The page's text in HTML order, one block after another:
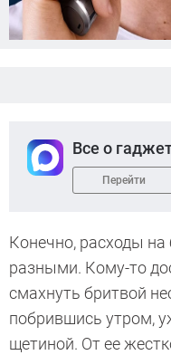
Все о
Перейти
Конечно, расходы
разными. Кому-то
смахнуть бритвой
побрившись утром,
щетиной. От ее